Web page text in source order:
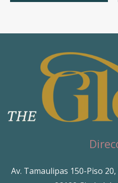
Av. Tamaulipas 150-Piso